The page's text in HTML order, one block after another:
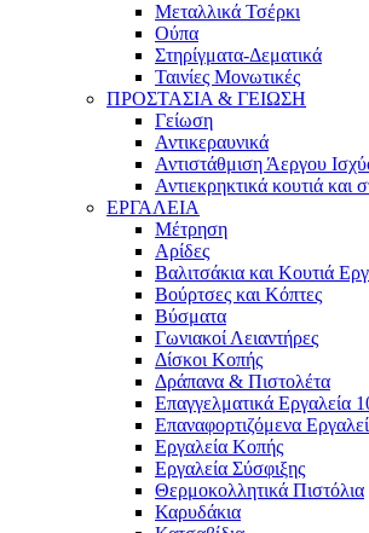
Μεταλλικά Τσέρκι
Ούπα
Στηρίγματα-Δεματικά
Ταινίες Μονωτικές
ΠΡΟΣΤΑΣΙΑ & ΓΕΙΩΣΗ
Γείωση
Αντικεραυνικά
Αντιστάθμιση Άεργου
Αντιεκρηκτικά κουτιά και
ΕΡΓΑΛΕΙΑ
Μέτρηση
Αρίδες
Βαλιτσάκια και Κουτιά
Βούρτσες και Κόπτες
Βύσματα
Γωνιακοί Λειαντήρες
Δίσκοι Κοπής
Δράπανα & Πιστολέτα
Επαγγελματικά Εργαλεία
Επαναφορτιζόμενα
Εργαλεία Κοπής
Εργαλεία Σύσφιξης
Θερμοκολλητικά Πιστόλια
Καρυδάκια